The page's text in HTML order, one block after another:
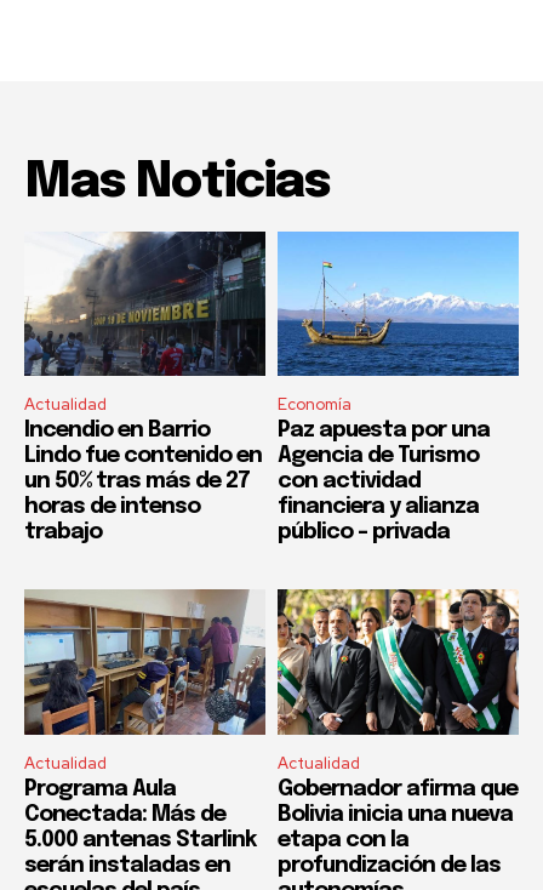
Mas Noticias
Actualidad
Incendio en Barrio
Lindo fue contenido en
un 50% tras más de 27
horas de intenso
trabajo
Economía
Paz apuesta por una
Agencia de Turismo
con actividad
financiera y alianza
público – privada
Actualidad
Programa Aula
Conectada: Más de
5.000 antenas Starlink
serán instaladas en
Actualidad
Gobernador afirma que
Bolivia inicia una nueva
etapa con la
profundización de las